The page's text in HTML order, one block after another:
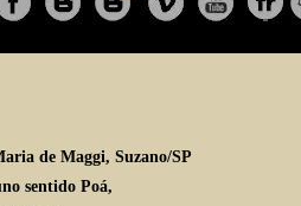
de Maggi, Suzano/SP
sentido Poá,